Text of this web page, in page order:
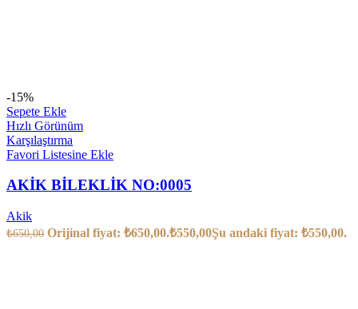
-15%
Sepete Ekle
Hızlı Görünüm
Karşılaştırma
Favori Listesine Ekle
AKİK BİLEKLİK NO:0005
Akik
₺650,00 Orijinal fiyat: ₺650,00.₺550,00Şu andaki fiyat: ₺550,00.